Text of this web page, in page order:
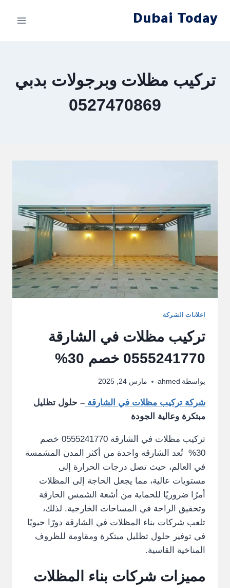
Dubai Today
تركيب مظلات وبرجولات بدبي
0527470869
اعلانات الشركة
تركيب مظلات في الشارقة
0555241770 خصم 30%
بواسطة ahmed مارس 24, 2025
شركة تركيب مظلات في الشارقة – حلول تظليل
مبتكرة وعالية الجودة
تركيب مظلات في الشارقة 0555241770 خصم
30% تُعد الشارقة واحدة من أكثر المدن المشمسة
في العالم، حيث تصل درجات الحرارة إلى
مستويات عالية، مما يجعل الحاجة إلى المظلات
أمرًا ضروريًا للحماية من أشعة الشمس الحارقة
وتحقيق الراحة في المساحات الخارجية. لذلك،
تلعب شركات بناء المظلات في الشارقة دورًا حيويًا
في توفير حلول تظليل مبتكرة ومقاومة للظروف
المناخية القاسية.
مميزات شركات بناء المظلات